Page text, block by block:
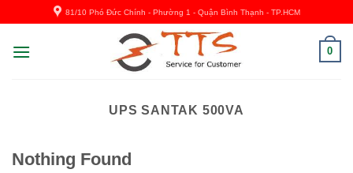
content
81/10 Phó Đức Chính - Phường 1 - Quận Bình Thạnh - TP.HCM
0
UPS SANTAK 500VA
Nothing Found